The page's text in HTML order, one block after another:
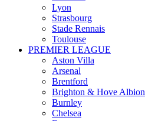
Lyon
Strasbourg
Stade Rennais
Toulouse
PREMIER LEAGUE
Aston Villa
Arsenal
Brentford
Brighton & Hove Albion
Burnley
Chelsea